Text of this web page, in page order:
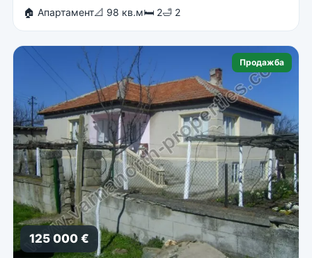
🏠 Апартамент📐 98 кв.м🛏 2🛁 2
Продажба
125 000 €